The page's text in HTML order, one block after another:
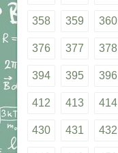
358 359 360
376 377 378
394 395 396
412 413 414
430 431 432